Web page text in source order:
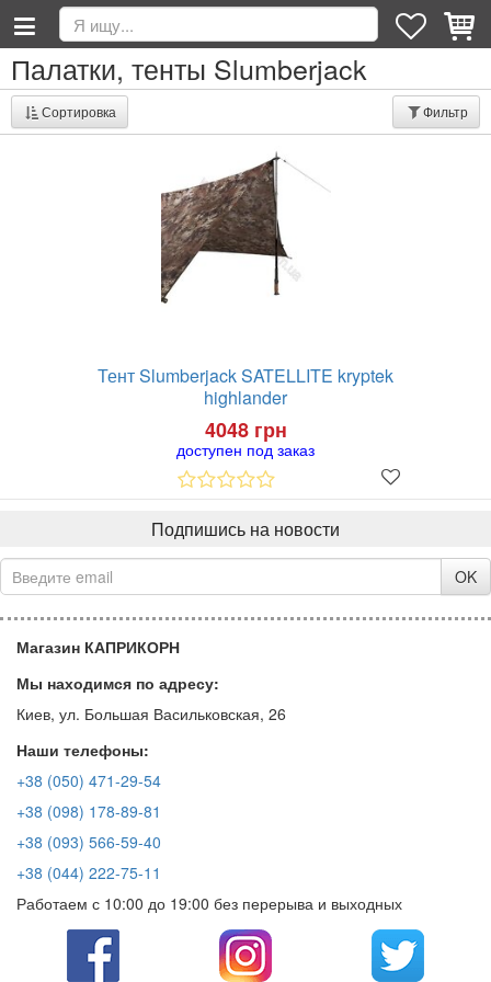
Палатки, тенты Slumberjack
Сортировка Фильтр
Тент Slumberjack SATELLITE kryptek
highlander
4048 грн
доступен под заказ
Подпишись на новости
OK
Магазин КАПРИКОРН
Мы находимся по адресу:
Киев, ул. Большая Васильковская, 26
Наши телефоны:
+38 (050) 471-29-54
+38 (098) 178-89-81
+38 (093) 566-59-40
+38 (044) 222-75-11
Работаем с 10:00 до 19:00 без перерыва и выходных